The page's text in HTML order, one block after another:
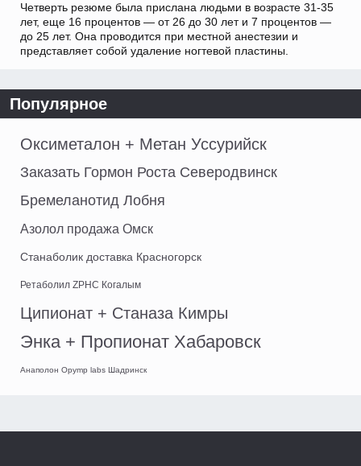
Четверть резюме была прислана людьми в возрасте 31-35
лет, еще 16 процентов — от 26 до 30 лет и 7 процентов —
до 25 лет. Она проводится при местной анестезии и
представляет собой удаление ногтевой пластины.
Популярное
Оксиметалон + Метан Уссурийск
Заказать Гормон Роста Северодвинск
Бремеланотид Лобня
Азолол продажа Омск
Станаболик доставка Красногорск
Ретаболил ZPHC Когалым
Ципионат + Станаза Кимры
Энка + Пропионат Хабаровск
Анаполон Opymp labs Шадринск